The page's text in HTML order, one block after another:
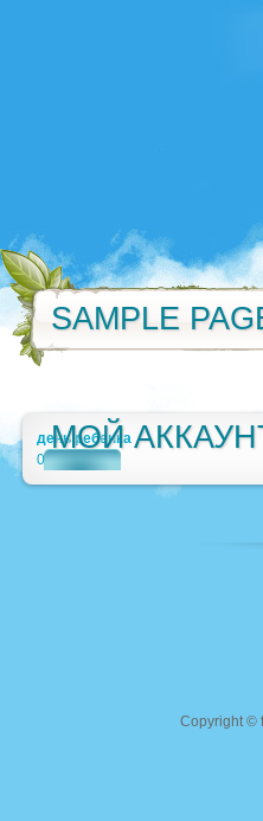
SAMPLE
МОЙ
день ребенка
0
Copyright ©